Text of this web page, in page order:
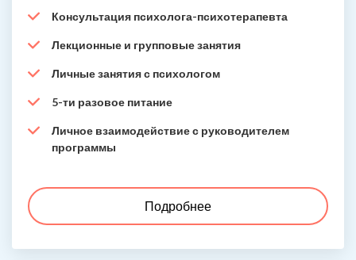
Консультация психолога-психотерапевта
Лекционные и групповые занятия
Личные занятия с психологом
5-ти разовое питание
Личное взаимодействие с руководителем
программы
Подробнее